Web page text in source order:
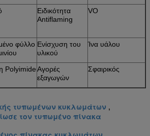
Ειδικότητα
Antiflaming
VO
φύλλο Ενίσχυση του
υλικού
Ίνα υάλου
PolyimideΑγορές
εξαγωγών
Σφαιρικός
τυπωμένων κυκλωμάτων ,
τον τυπωμένο πίνακα